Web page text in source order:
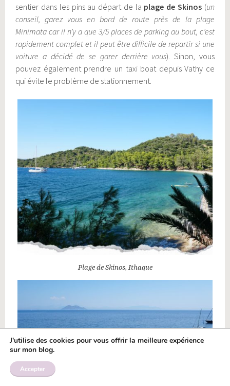
sentier dans les pins au départ de la plage de Skinos (un
conseil, garez vous en bord de route près de la plage
Minimata car il n’y a que 3/5 places de parking au bout, c’est
rapidement complet et il peut être difficile de repartir si une
voiture a décidé de se garer derrière vous). Sinon, vous
pouvez également prendre un taxi boat depuis Vathy ce
qui évite le problème de stationnement.
Plage de Skinos, Ithaque
J'utilise des cookies pour vous offrir la meilleure expérience
sur mon blog.
Accepter